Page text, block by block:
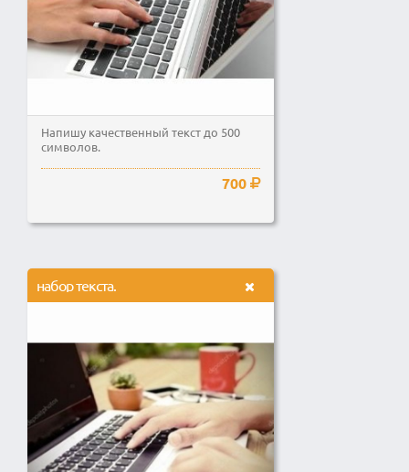
Напишу качественный текст до 500
символов.
700
набор текста.